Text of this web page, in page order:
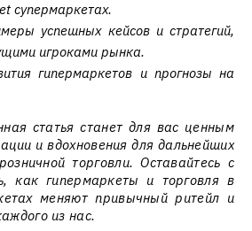
супермаркетах.
успешных кейсов и стратегий,
игроками рынка.
гипермаркетов и прогнозы на
статья станет для вас ценным
и вдохновения для дальнейших
торговли. Оставайтесь с
как гипермаркеты и торговля в
меняют привычный ритейл и
из нас.